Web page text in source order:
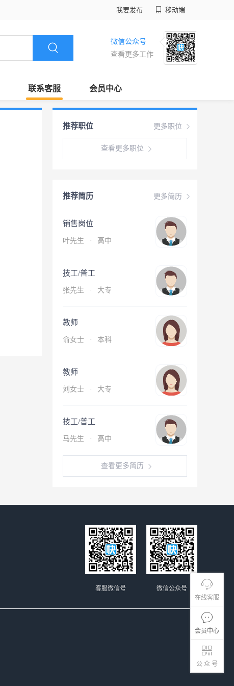
我要发布 移动端
微信公众号
查看更多工作
联系客服 会员中心
在线客服
会员中心
公 众 号
更多职位
推荐职位
查看更多职位
更多简历
推荐简历
销售岗位
叶先生 · 高中
技工/普工
张先生 · 大专
教师
俞女士 · 本科
教师
刘女士 · 大专
技工/普工
马先生 · 高中
查看更多简历
微信公众号
客服微信号